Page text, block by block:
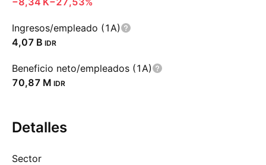
Ingresos/empleado (1A)
‪4,07 B‬ IDR
Beneficio neto/empleados (1A)
‪70,87 M‬ IDR
Detalles
Sector